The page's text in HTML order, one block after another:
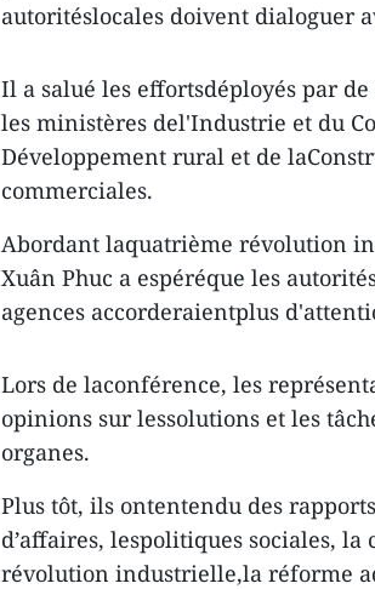
autoritéslocales doivent dialoguer
Il a salué les effortsdéployés par
les ministères del'Industrie et du
Développement rural et de
commerciales.
Abordant laquatrième révolution
Xuân Phuc a espéréque les
agences accorderaientplus
Lors de laconférence, les
opinions sur lessolutions et les
organes.
Plus tôt, ils ontentendu des
d’affaires, lespolitiques sociales,
révolution industrielle,la réforme